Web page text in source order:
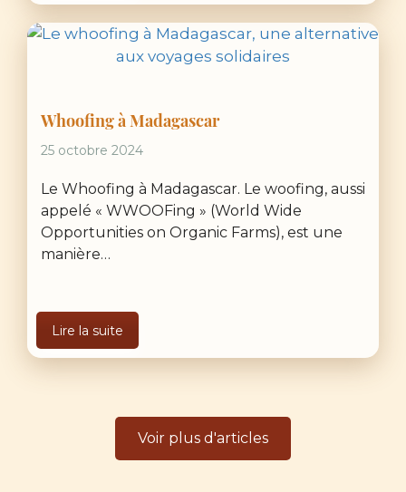
Whoofing à Madagascar
25 octobre 2024
Le Whoofing à Madagascar. Le woofing, aussi
appelé « WWOOFing » (World Wide
Opportunities on Organic Farms), est une
manière…
Lire la suite
Voir plus d'articles